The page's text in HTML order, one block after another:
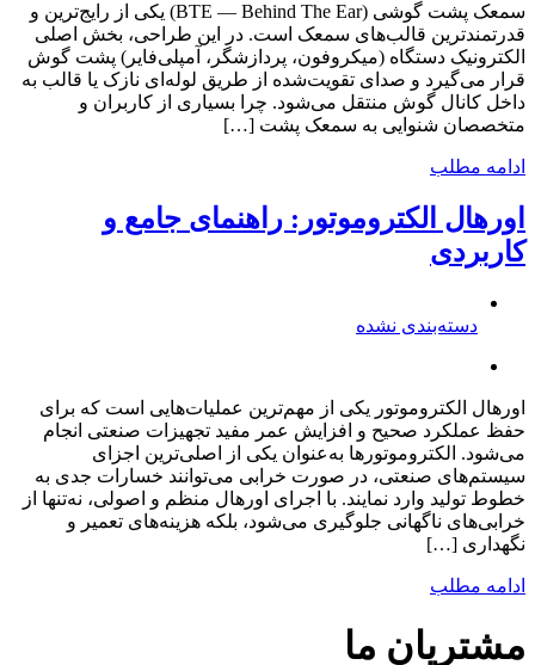
سمعک پشت گوشی (BTE — Behind The Ear) یکی از رایج‌ترین و
قدرتمندترین قالب‌های سمعک است. در این طراحی، بخش اصلی
الکترونیک دستگاه (میکروفون، پردازشگر، آمپلی‌فایر) پشت گوش
قرار می‌گیرد و صدای تقویت‌شده از طریق لوله‌ای نازک یا قالب به
داخل کانال گوش منتقل می‌شود. چرا بسیاری از کاربران و
متخصصان شنوایی به سمعک پشت […]
ادامه مطلب
اورهال الکتروموتور: راهنمای جامع و
کاربردی
دسته‌بندی نشده
اورهال الکتروموتور یکی از مهم‌ترین عملیات‌هایی است که برای
حفظ عملکرد صحیح و افزایش عمر مفید تجهیزات صنعتی انجام
می‌شود. الکتروموتورها به‌عنوان یکی از اصلی‌ترین اجزای
سیستم‌های صنعتی، در صورت خرابی می‌توانند خسارات جدی به
خطوط تولید وارد نمایند. با اجرای اورهال منظم و اصولی، نه‌تنها از
خرابی‌های ناگهانی جلوگیری می‌شود، بلکه هزینه‌های تعمیر و
نگهداری […]
ادامه مطلب
مشتریان ما